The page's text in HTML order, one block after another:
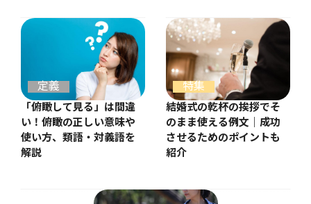
定義
「俯瞰して見る」は間違
い！俯瞰の正しい意味や
使い方、類語・対義語を
解説
特集
結婚式の乾杯の挨拶でそ
のまま使える例文｜成功
させるためのポイントも
紹介